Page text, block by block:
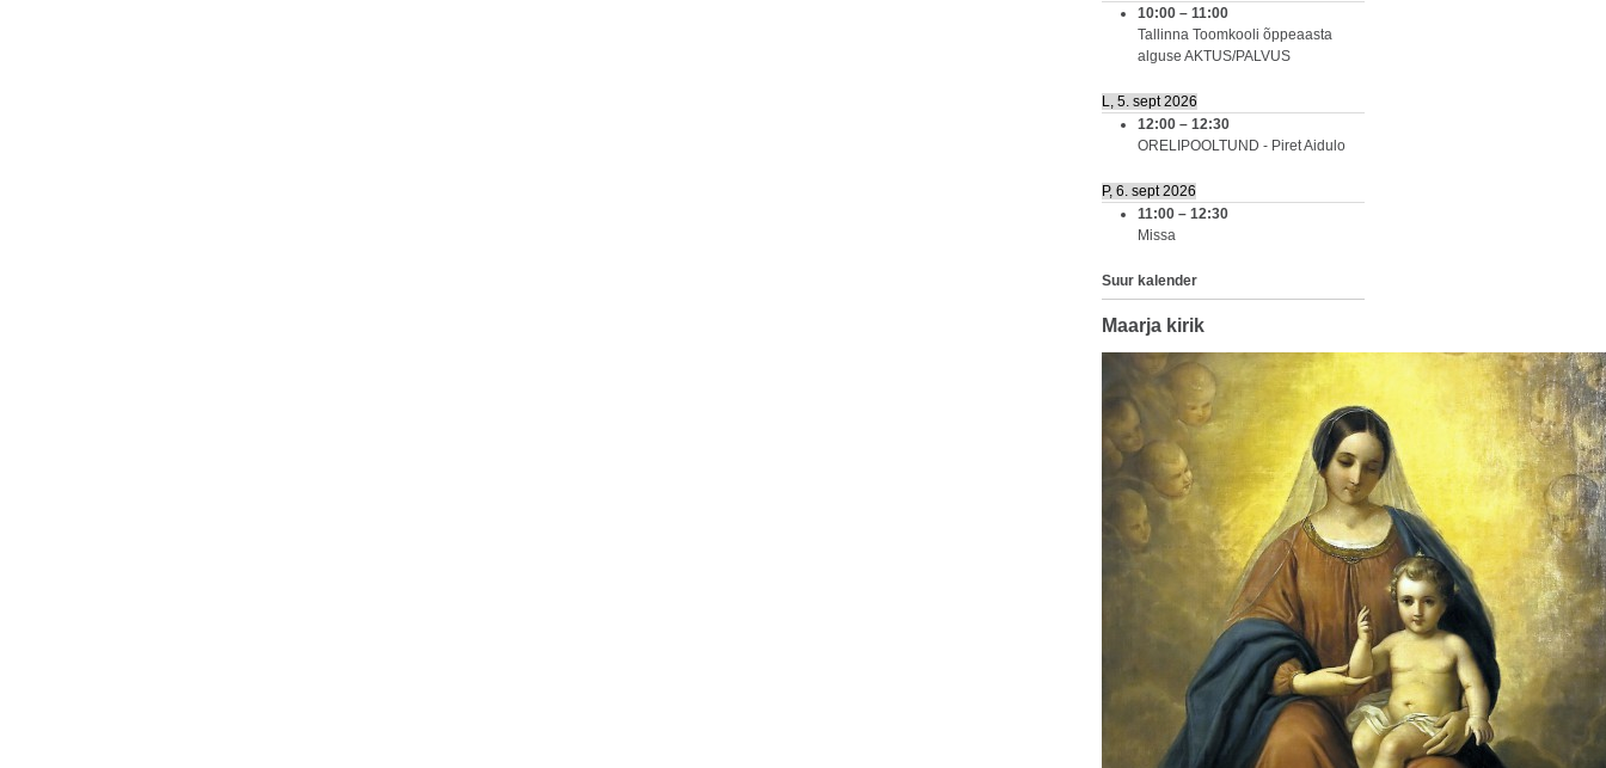
10:00 – 11:00
Tallinna Toomkooli õppeaasta
alguse AKTUS/PALVUS
L, 5. sept 2026
12:00 – 12:30
ORELIPOOLTUND - Piret Aidulo
P, 6. sept 2026
11:00 – 12:30
Missa
Suur kalender
Maarja kirik